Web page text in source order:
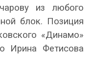
из любого
блок. Позиция
«Динамо»
Ирина Фетисова